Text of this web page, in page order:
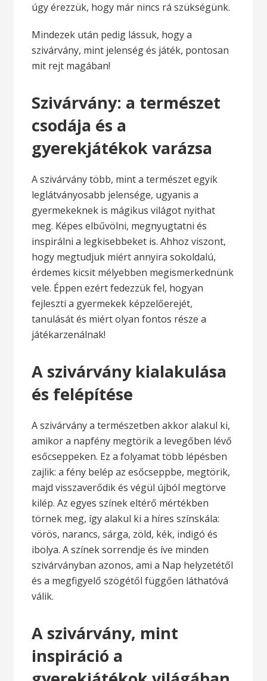
úgy érezzük, hogy már nincs rá szükségünk.
Mindezek után pedig lássuk, hogy a
szivárvány, mint jelenség és játék, pontosan
mit rejt magában!
Szivárvány: a természet
csodája és a
gyerekjátékok varázsa
A szivárvány több, mint a természet egyik
leglátványosabb jelensége, ugyanis a
gyermekeknek is mágikus világot nyithat
meg. Képes elbűvölni, megnyugtatni és
inspirálni a legkisebbeket is. Ahhoz viszont,
hogy megtudjuk miért annyira sokoldalú,
érdemes kicsit mélyebben megismerkednünk
vele. Éppen ezért fedezzük fel, hogyan
fejleszti a gyermekek képzelőerejét,
tanulását és miért olyan fontos része a
játékarzenálnak!
A szivárvány kialakulása
és felépítése
A szivárvány a természetben akkor alakul ki,
amikor a napfény megtörik a levegőben lévő
esőcseppeken. Ez a folyamat több lépésben
zajlik: a fény belép az esőcseppbe, megtörik,
majd visszaverődik és végül újból megtörve
kilép. Az egyes színek eltérő mértékben
törnek meg, így alakul ki a híres színskála:
vörös, narancs, sárga, zöld, kék, indigó és
ibolya. A színek sorrendje és íve minden
szivárványban azonos, ami a Nap helyzetétől
és a megfigyelő szögétől függően láthatóvá
válik.
A szivárvány, mint
inspiráció a